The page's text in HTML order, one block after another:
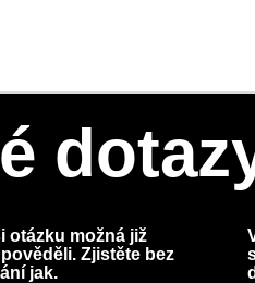
otázku možná již
Zjistěte bez
jak.